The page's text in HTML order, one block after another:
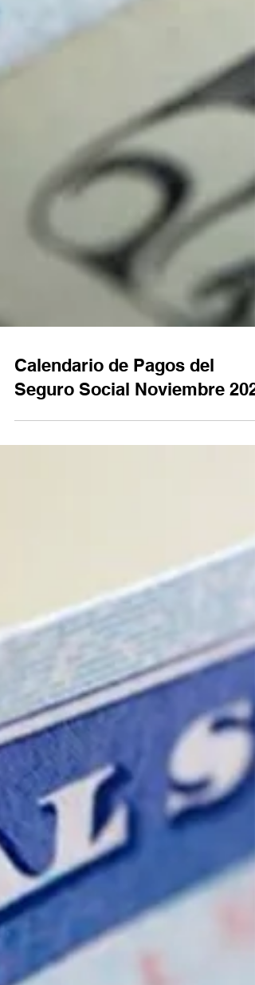
Calendario de Pagos del